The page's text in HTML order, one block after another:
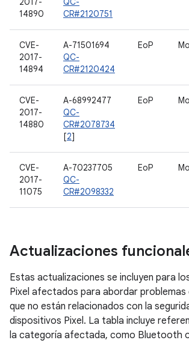
14890
CR#2120751
CVE-
2017-
14894
A-71501694
QC-
CR#2120424
EoP
CVE-
2017-
14880
A-68992477
QC-
CR#2078734
[2]
EoP
CVE-
2017-
11075
A-70237705
QC-
CR#2098332
EoP
Actualizaciones
Estas actualizaciones se incluyen para
Pixel afectados para abordar problemas
que no están relacionados con la
dispositivos Pixel. La tabla incluye
la categoría afectada, como Bluetooth